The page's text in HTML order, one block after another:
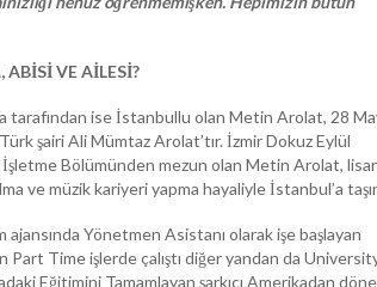
VE AİLESİ?
ise İstanbullu olan Metin Arolat, 28
şairi Ali Mümtaz Arolat’tır. İzmir Dokuz Eylül
Bölümünden mezun olan Metin Arolat,
ve müzik kariyeri yapma hayaliyle İstanbul’a
Yönetmen Asistanı olarak işe başlayan
Part Time işlerde çalıştı diğer yandan da
Eğitimini Tamamlayan şarkıcı Amerikadan